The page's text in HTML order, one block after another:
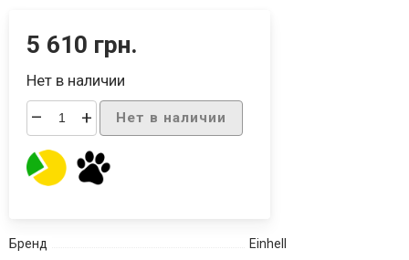
5 610 грн.
Нет в наличии
– + Нет в наличии
Бренд
Einhell